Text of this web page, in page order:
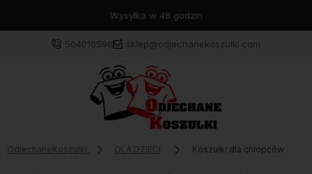
Wysyłka w 48 godzin
504016596 sklep@odjechanekoszulki.com
OdjechaneKoszulki DLA DZIECI Koszulki dla chłopców